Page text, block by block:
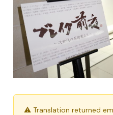
⚠ Translation returned